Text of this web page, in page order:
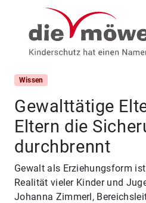
Weiter zum Inhalt
Wissen
Gewalttätige
Eltern die
durchbrennt
Gewalt als Erziehungsform
Realität vieler Kinder und
Johanna Zimmerl,